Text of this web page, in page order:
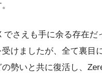
でさえも手に余る存在
受けましたが、全て裏
勢いと共に復活し、